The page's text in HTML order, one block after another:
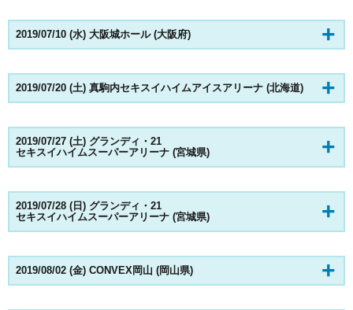
2019/07/10 (水) 大阪城ホール (大阪府)
2019/07/20 (土) 真駒内セキスイハイムアイスアリーナ (北海道)
2019/07/27 (土) グランディ・21
セキスイハイムスーパーアリーナ (宮城県)
2019/07/28 (日) グランディ・21
セキスイハイムスーパーアリーナ (宮城県)
2019/08/02 (金) CONVEX岡山 (岡山県)